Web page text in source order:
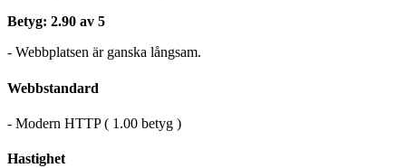
Betyg: 2.90 av 5
- Webbplatsen är ganska långsam.
Webbstandard
- Modern HTTP ( 1.00 betyg )
Hastighet